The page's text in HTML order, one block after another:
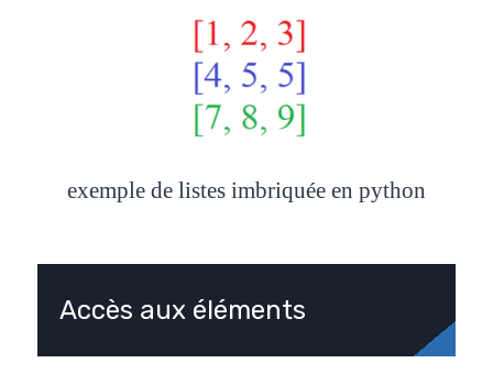
exemple de listes imbriquée en python
Accès aux éléments